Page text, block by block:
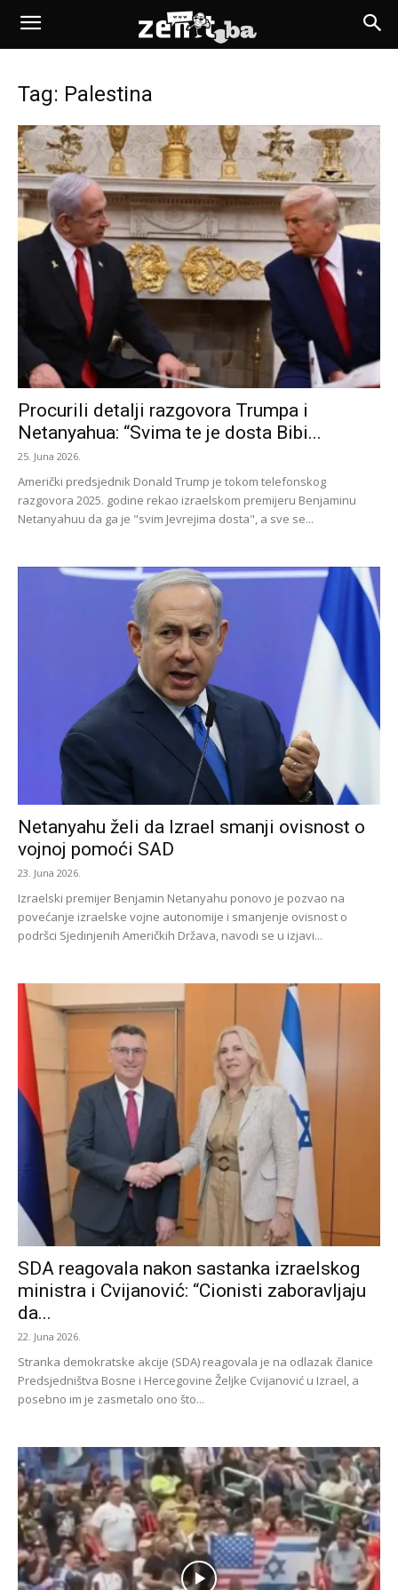
Tag: Palestina
Procurili detalji razgovora Trumpa i
Netanyahua: “Svima te je dosta Bibi...
25. Juna 2026.
Američki predsjednik Donald Trump je tokom telefonskog
razgovora 2025. godine rekao izraelskom premijeru Benjaminu
Netanyahuu da ga je "svim Jevrejima dosta", a sve se...
Netanyahu želi da Izrael smanji ovisnost o
vojnoj pomoći SAD
23. Juna 2026.
Izraelski premijer Benjamin Netanyahu ponovo je pozvao na
povećanje izraelske vojne autonomije i smanjenje ovisnost o
podršci Sjedinjenih Američkih Država, navodi se u izjavi...
SDA reagovala nakon sastanka izraelskog
ministra i Cvijanović: “Cionisti zaboravljaju
da...
22. Juna 2026.
Stranka demokratske akcije (SDA) reagovala je na odlazak članice
Predsjedništva Bosne i Hercegovine Željke Cvijanović u Izrael, a
posebno im je zasmetalo ono što...